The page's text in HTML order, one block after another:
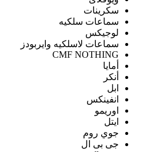
سكرينات
سماعات سلكيه
لوجيكس
سماعات لاسلكيه وايربودز
CMF NOTHING
أمايا
أنكر
ابل
انفينكس
اوريمو
ايتل
جوي روم
جى بى ال